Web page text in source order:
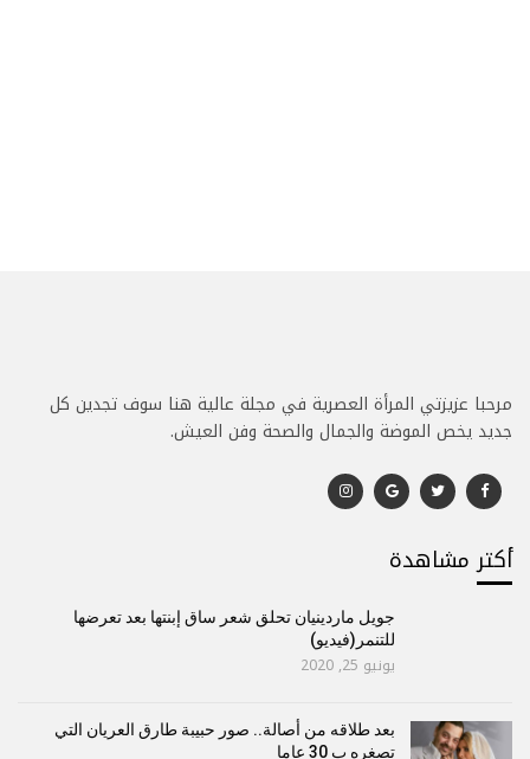
مرحبا عزيزتي المرأة العصرية في مجلة عالية هنا سوف تجدين كل
جديد يخص الموضة والجمال والصحة وفن العيش.
أكتر مشاهدة
جويل ماردينيان تحلق شعر ساق إبنتها بعد تعرضها
للتنمر(فيديو)
يونيو 25, 2020
بعد طلاقه من أصالة.. صور حبيبة طارق العريان التي
تصغره ب 30 عاما